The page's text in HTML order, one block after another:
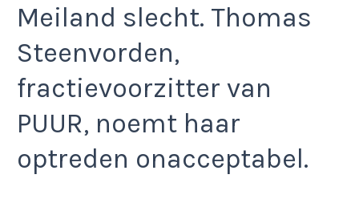
Meiland slecht. Thomas
Steenvorden,
fractievoorzitter van
PUUR, noemt haar
optreden onacceptabel.